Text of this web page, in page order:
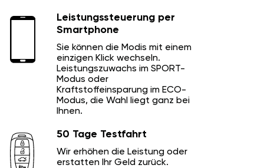
Leistungssteuerung per
Smartphone
Sie können die Modis mit einem
einzigen Klick wechseln.
Leistungszuwachs im SPORT-
Modus oder
Kraftstoffeinsparung im ECO-
Modus, die Wahl liegt ganz bei
Ihnen.
50 Tage Testfahrt
Wir erhöhen die Leistung oder
erstatten Ihr Geld zurück.